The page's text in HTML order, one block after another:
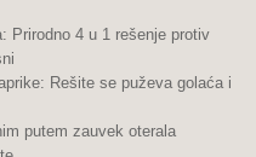
Prirodno 4 u 1 rešenje protiv
Rešite se puževa golaća i
putem zauvek oterala